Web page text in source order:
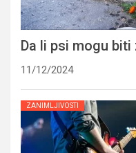
Da li psi mogu biti
11/12/2024
ZANIMLJIVOSTI